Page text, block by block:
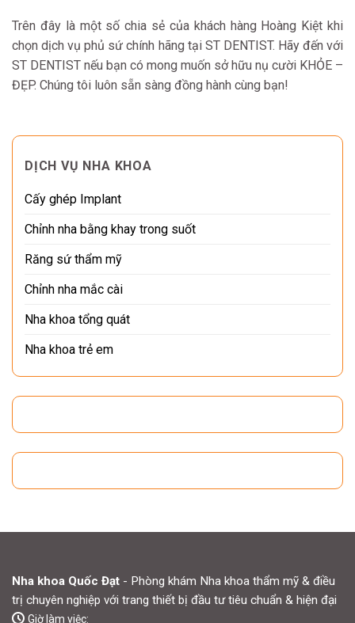
Trên đây là một số chia sẻ của khách hàng Hoàng Kiệt khi
chọn dịch vụ phủ sứ chính hãng tại ST DENTIST. Hãy đến với
ST DENTIST nếu bạn có mong muốn sở hữu nụ cười KHỎE –
ĐẸP. Chúng tôi luôn sẵn sàng đồng hành cùng bạn!
DỊCH VỤ NHA KHOA
Cấy ghép Implant
Chỉnh nha bằng khay trong suốt
Răng sứ thẩm mỹ
Chỉnh nha mắc cài
Nha khoa tổng quát
Nha khoa trẻ em
Nha khoa Quốc Đạt - Phòng khám Nha khoa thẩm mỹ & điều
trị chuyên nghiệp với trang thiết bị đầu tư tiêu chuẩn & hiện đại
Giờ làm việc: